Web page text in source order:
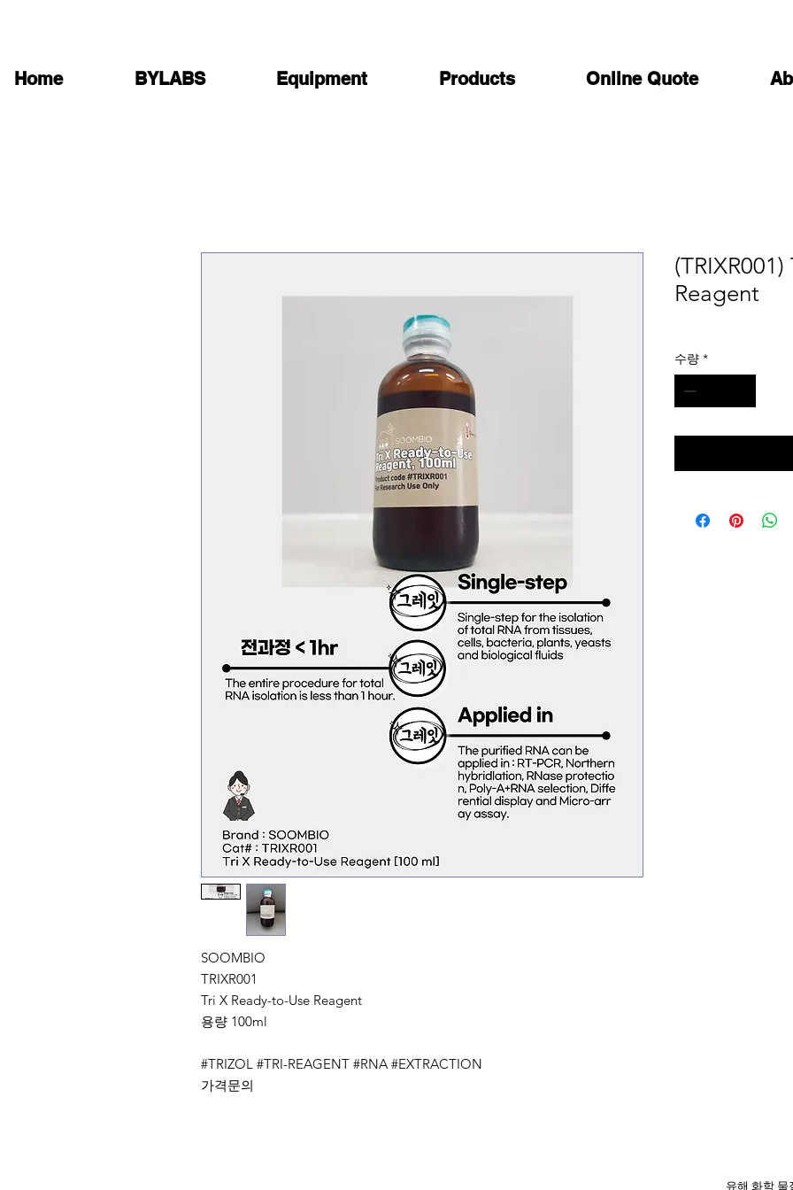
Home BYLABS Equipment Products Online Quote
SOOMBIO
TRIXR001
Tri X Ready-to-Use Reagent
용량 100ml
#TRIZOL #TRI-REAGENT #RNA #EXTRACTION
가격문의
Reagent
수량 *
유해 화학 물